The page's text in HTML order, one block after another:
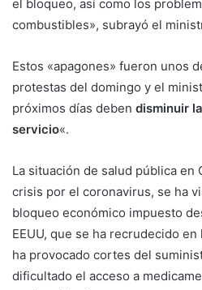
el bloqueo, así como los
combustibles», subrayó el
Estos «apagones» fueron unos
protestas del domingo y el
próximos días deben disminuir
servicio«.
La situación de salud pública en
crisis por el coronavirus, se ha
bloqueo económico impuesto
EEUU, que se ha recrudecido
ha provocado cortes del
dificultado el acceso a